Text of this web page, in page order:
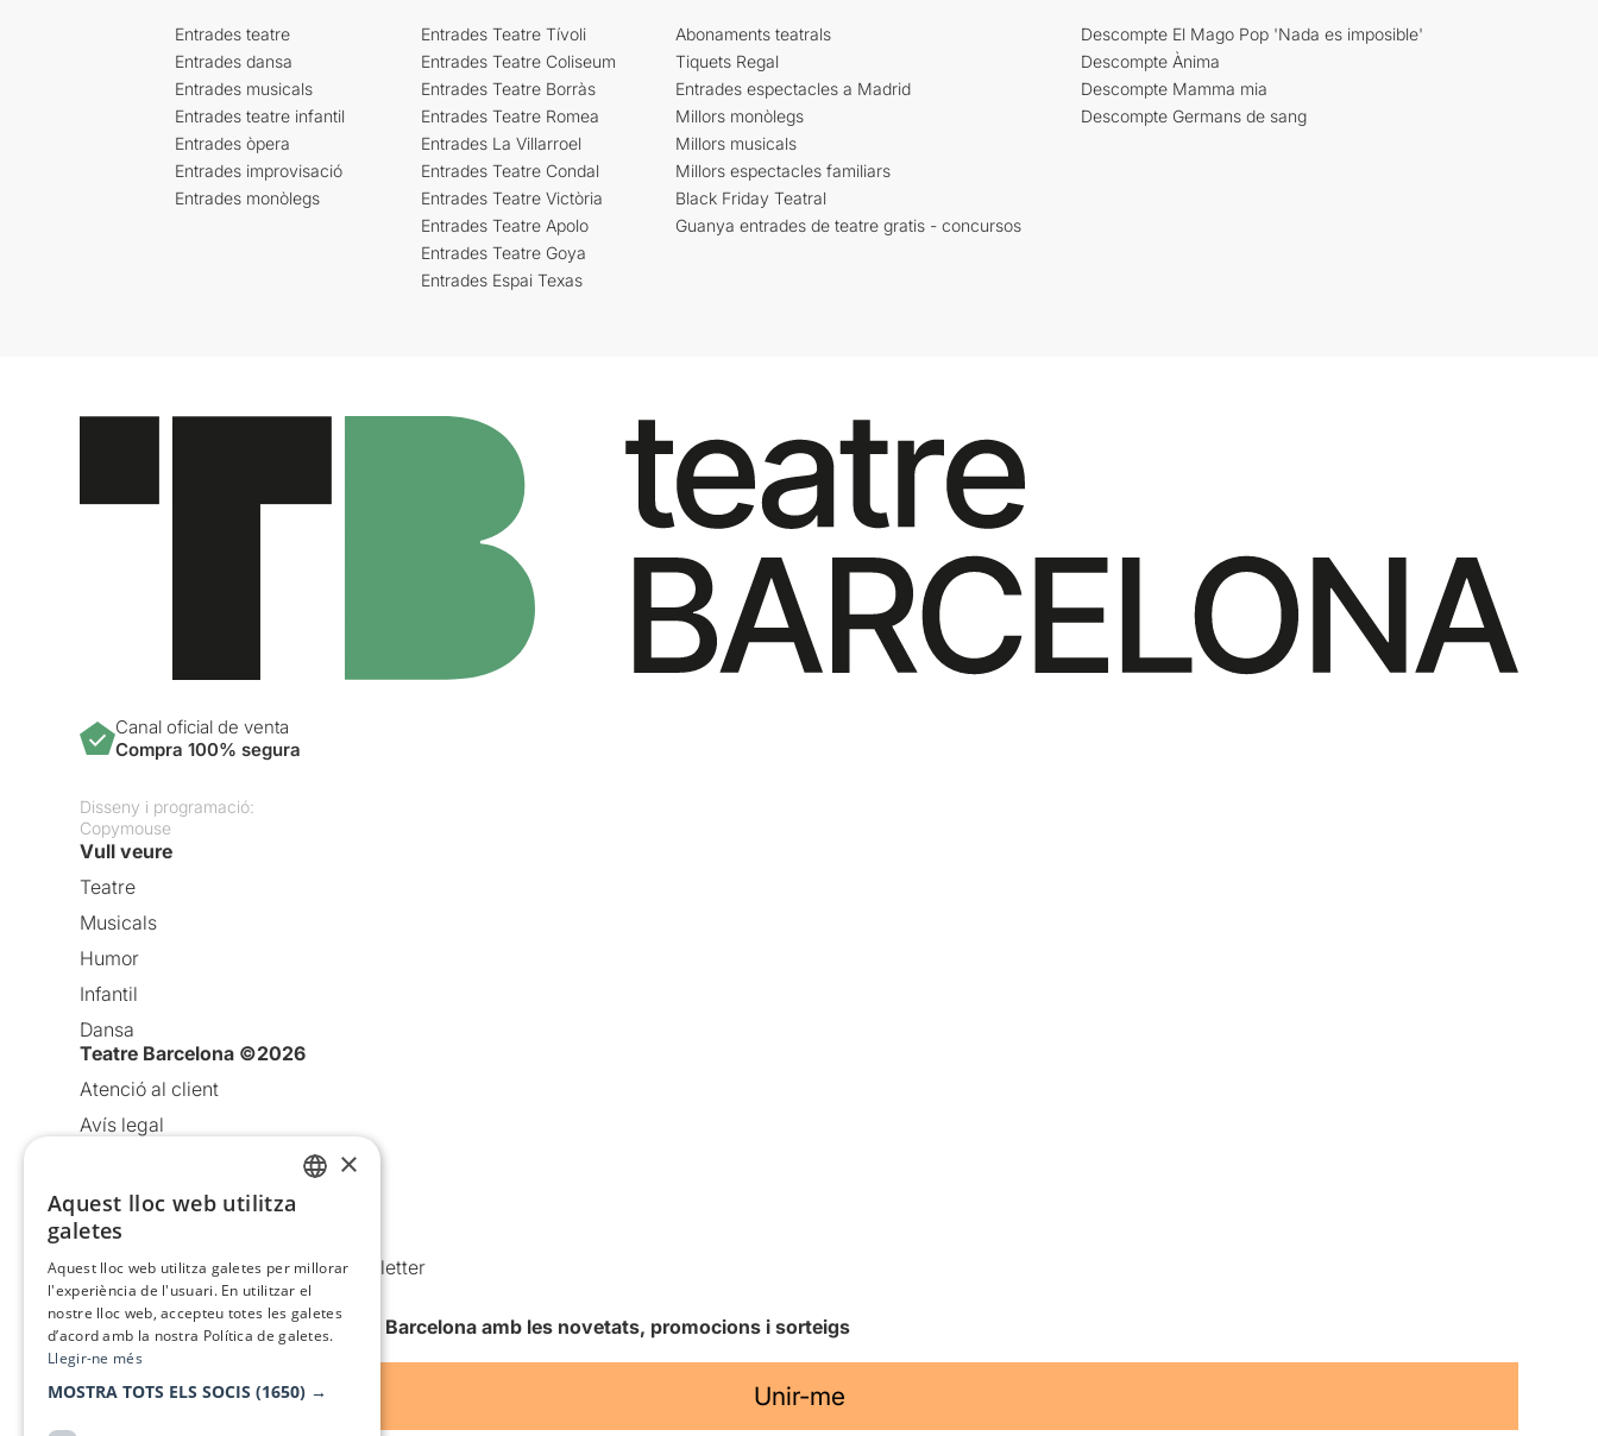
Entrades teatre
Entrades dansa
Entrades musicals
Entrades teatre infantil
Entrades òpera
Entrades improvisació
Entrades monòlegs
Entrades Teatre Tívoli
Entrades Teatre Coliseum
Entrades Teatre Borràs
Entrades Teatre Romea
Entrades La Villarroel
Entrades Teatre Condal
Entrades Teatre Victòria
Entrades Teatre Apolo
Entrades Teatre Goya
Entrades Espai Texas
Abonaments teatrals
Tiquets Regal
Entrades espectacles a Madrid
Millors monòlegs
Millors musicals
Millors espectacles familiars
Black Friday Teatral
Guanya entrades de teatre gratis - concursos
Descompte El Mago Pop 'Nada es imposible'
Descompte Ànima
Descompte Mamma mia
Descompte Germans de sang
Canal oficial de venta
Compra 100% segura
Disseny i programació:
Copymouse
Vull veure
Teatre
Musicals
Humor
Infantil
Dansa
Teatre Barcelona ©2026
Atenció al client
Avís legal
Política de cookies
Condicions d’ús
Comunicacions comercials i Newsletter
Anuncia’t
Vull rebre la newsletter de Teatre Barcelona amb les novetats, promocions i sorteigs
Unir-me
×
Aquest lloc web utilitza
galetes
Aquest lloc web utilitza galetes per millorar
l'experiència de l'usuari. En utilitzar el
nostre lloc web, accepteu totes les galetes
d’acord amb la nostra Política de galetes.
Llegir-ne més
MOSTRA TOTS ELS SOCIS (1650) →